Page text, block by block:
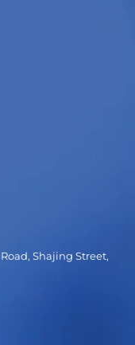
Shajing Street,